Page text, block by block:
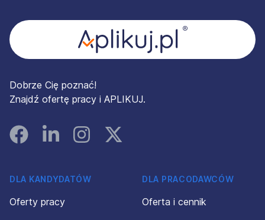
Dobrze Cię poznać!
Znajdź ofertę pracy i APLIKUJ.
FacebookLinked InInstagramInstagram
DLA KANDYDATÓW
Oferty pracy
DLA PRACODAWCÓW
Oferta i cennik